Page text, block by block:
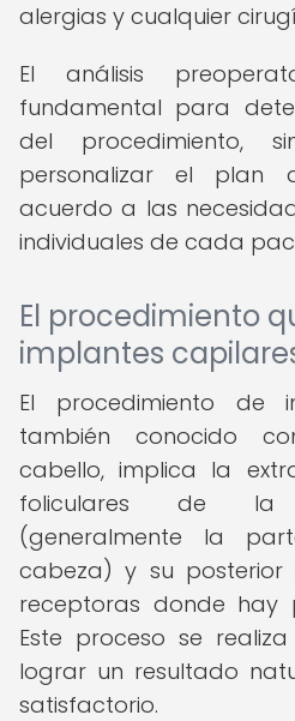
alergias y cualquier
El análisis
fundamental para
del procedimiento,
personalizar el plan
acuerdo a las
individuales de cada
El procedimiento
implantes
El procedimiento de
también conocido
cabello, implica la
foliculares de la
(generalmente la
cabeza) y su posterior
receptoras donde hay
Este proceso se
lograr un resultado
satisfactorio.